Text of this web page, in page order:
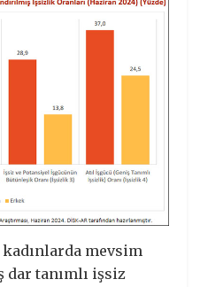
mevsim
dar tanımlı işsiz